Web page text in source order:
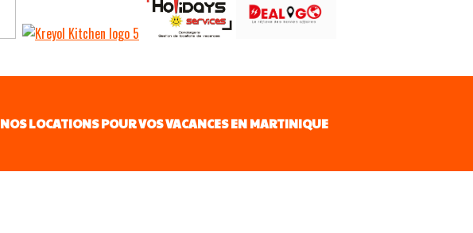
NOS LOCATIONS POUR VOS VACANCES EN MARTINIQUE